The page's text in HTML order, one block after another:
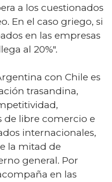
a los cuestionados
En el caso griego, si
en las empresas
al 20%".
con Chile es
trasandina,
de libre comercio e
internacionales,
la mitad de
general. Por
en las